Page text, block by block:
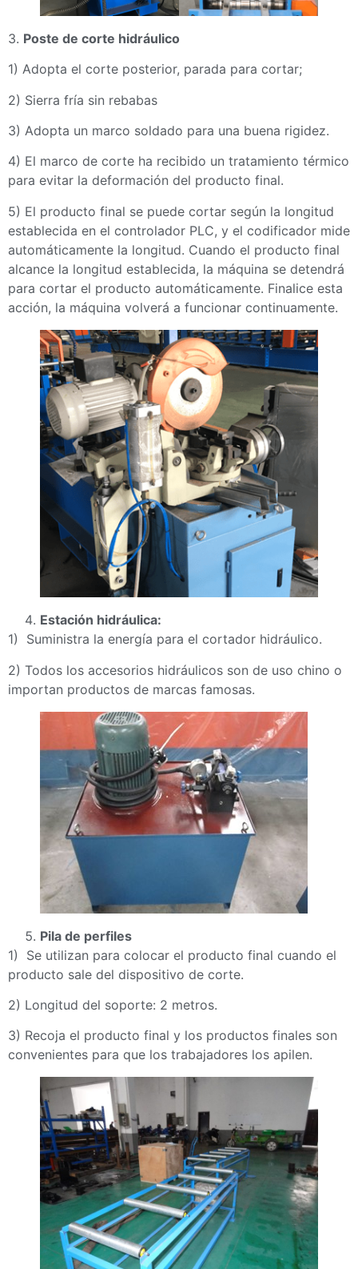
3. Poste de corte hidráulico
1) Adopta el corte posterior, parada para cortar;
2) Sierra fría sin rebabas
3) Adopta un marco soldado para una buena rigidez.
4) El marco de corte ha recibido un tratamiento térmico
para evitar la deformación del producto final.
5) El producto final se puede cortar según la longitud
establecida en el controlador PLC, y el codificador mide
automáticamente la longitud. Cuando el producto final
alcance la longitud establecida, la máquina se detendrá
para cortar el producto automáticamente. Finalice esta
acción, la máquina volverá a funcionar continuamente.
Estación hidráulica:
1) Suministra la energía para el cortador hidráulico.
2) Todos los accesorios hidráulicos son de uso chino o
importan productos de marcas famosas.
Pila de perfiles
1) Se utilizan para colocar el producto final cuando el
producto sale del dispositivo de corte.
2) Longitud del soporte: 2 metros.
3) Recoja el producto final y los productos finales son
convenientes para que los trabajadores los apilen.